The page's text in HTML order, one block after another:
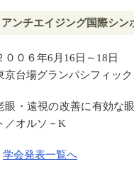
アンチエイジング国際シン
００６年6月16日～18日
京台場グランパシフィッ
眼・遠視の改善に有効な
／オルソ－K
学会発表一覧へ